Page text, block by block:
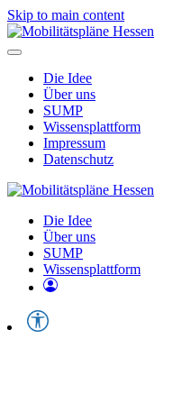
Skip to main content
Die Idee
Über uns
SUMP
Wissensplattform
Impressum
Datenschutz
Die Idee
Über uns
SUMP
Wissensplattform